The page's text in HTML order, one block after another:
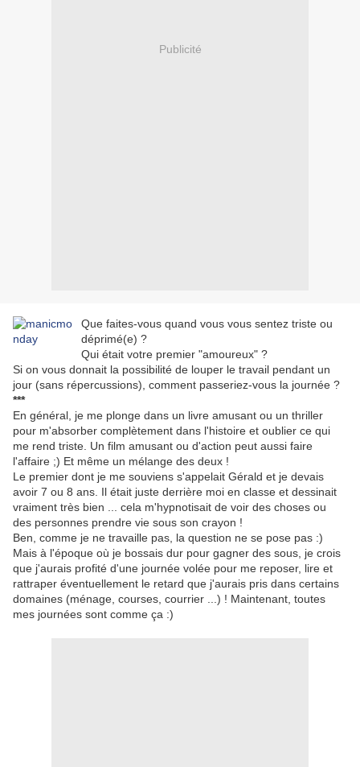
Publicité
Que faites-vous quand vous vous sentez triste ou
déprimé(e) ?
Qui était votre premier "amoureux" ?
Si on vous donnait la possibilité de louper le travail pendant un
jour (sans répercussions), comment passeriez-vous la journée ?
***
En général, je me plonge dans un livre amusant ou un thriller
pour m'absorber complètement dans l'histoire et oublier ce qui
me rend triste. Un film amusant ou d'action peut aussi faire
l'affaire ;) Et même un mélange des deux !
Le premier dont je me souviens s'appelait Gérald et je devais
avoir 7 ou 8 ans. Il était juste derrière moi en classe et dessinait
vraiment très bien ... cela m'hypnotisait de voir des choses ou
des personnes prendre vie sous son crayon !
Ben, comme je ne travaille pas, la question ne se pose pas :)
Mais à l'époque où je bossais dur pour gagner des sous, je crois
que j'aurais profité d'une journée volée pour me reposer, lire et
rattraper éventuellement le retard que j'aurais pris dans certains
domaines (ménage, courses, courrier ...) ! Maintenant, toutes
mes journées sont comme ça :)